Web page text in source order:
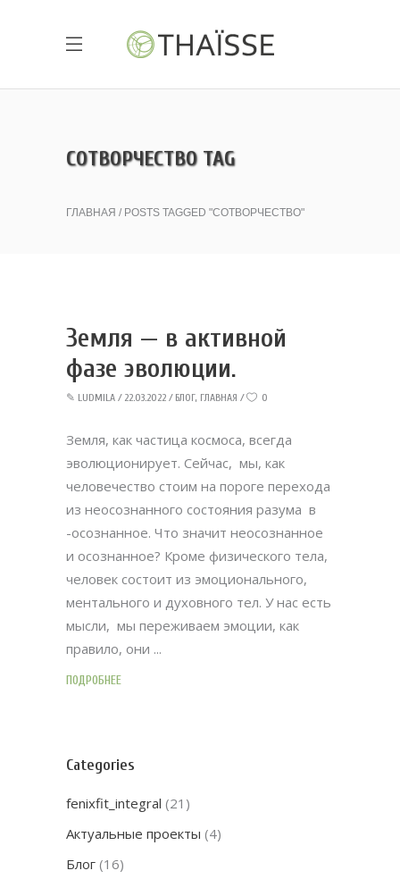
СОТВОРЧЕСТВО TAG
ГЛАВНАЯ POSTS TAGGED "СОТВОРЧЕСТВО"
Земля — в активной
фазе эволюции.
✎ LUDMILA 22.03.2022 БЛОГ, ГЛАВНАЯ 0
Земля, как частица космоса, всегда
эволюционирует. Сейчас, мы, как
человечество стоим на пороге перехода
из неосознанного состояния разума в
-осознанное. Что значит неосознанное
и осознанное? Кроме физического тела,
человек состоит из эмоционального,
ментального и духовного тел. У нас есть
мысли, мы переживаем эмоции, как
правило, они
ПОДРОБНЕЕ
Categories
fenixfit_integral (21)
Актуальные проекты (4)
Блог (16)